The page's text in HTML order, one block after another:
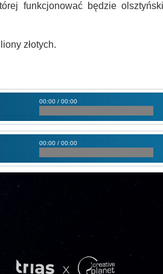
funkcjonować będzie
złotych.
00:00 / 00:00
00:00 / 00:00